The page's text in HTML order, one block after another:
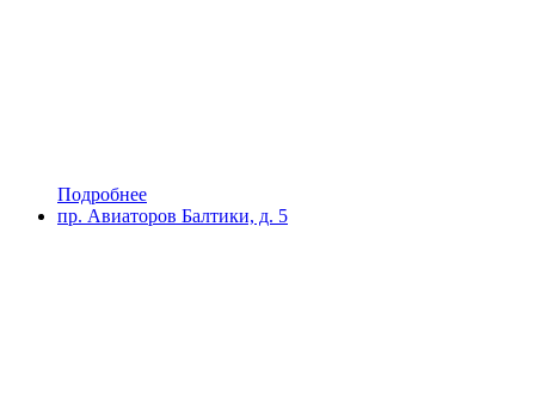
Подробнее
пр. Авиаторов Балтики, д. 5